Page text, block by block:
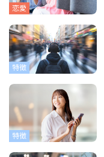
恋愛
特徴
特徴